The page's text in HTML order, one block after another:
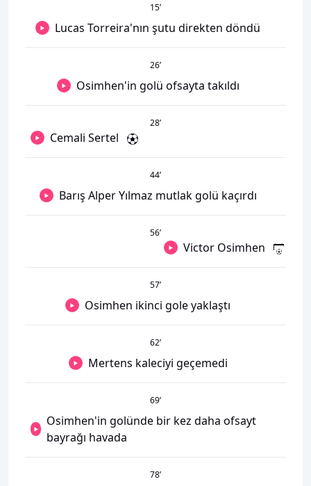
15’
Lucas Torreira'nın şutu direkten döndü
26’
Osimhen'in golü ofsayta takıldı
28’
Cemali Sertel
44’
Barış Alper Yılmaz mutlak golü kaçırdı
56’
Victor Osimhen
57’
Osimhen ikinci gole yaklaştı
62’
Mertens kaleciyi geçemedi
69’
Osimhen'in golünde bir kez daha ofsayt
bayrağı havada
78’